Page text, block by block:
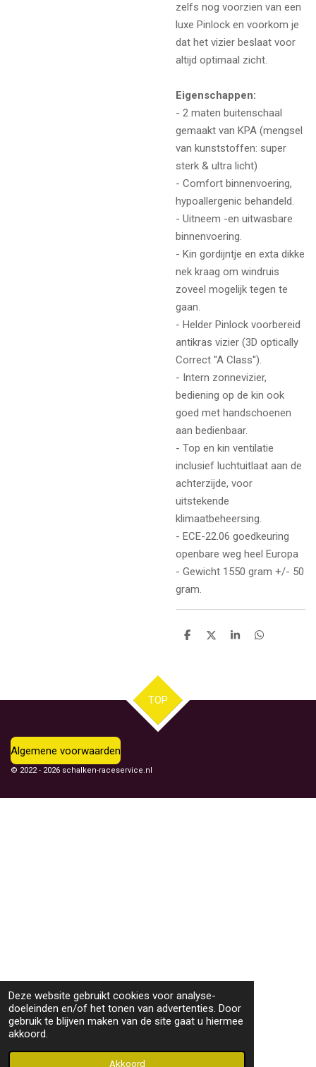
Deze website gebruikt cookies voor analyse-
doeleinden en/of het tonen van advertenties. Door
gebruik te blijven maken van de site gaat u hiermee
akkoord.
Akkoord
zelfs nog voorzien van een
luxe Pinlock en voorkom je
dat het vizier beslaat voor
altijd optimaal zicht.
Eigenschappen:
- 2 maten buitenschaal
gemaakt van KPA (mengsel
van kunststoffen: super
sterk & ultra licht)
- Comfort binnenvoering,
hypoallergenic behandeld.
- Uitneem -en uitwasbare
binnenvoering.
- Kin gordijntje en exta dikke
nek kraag om windruis
zoveel mogelijk tegen te
gaan.
- Helder Pinlock voorbereid
antikras vizier (3D optically
Correct ''A Class'').
- Intern zonnevizier,
bediening op de kin ook
goed met handschoenen
aan bedienbaar.
- Top en kin ventilatie
inclusief luchtuitlaat aan de
achterzijde, voor
uitstekende
klimaatbeheersing.
- ECE-22.06 goedkeuring
openbare weg heel Europa
- Gewicht 1550 gram +/- 50
gram.
D
D
S
D
TOP
Algemene voorwaarden
© 2022 - 2026 schalken-raceservice.nl